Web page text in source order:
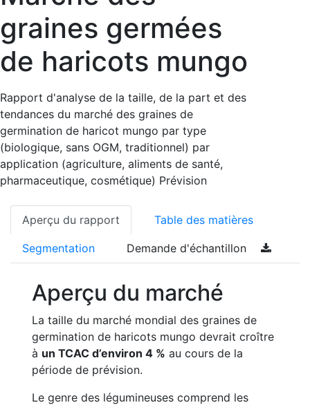
graines germées
de haricots mungo
Rapport d'analyse de la taille, de la part et des
tendances du marché des graines de
germination de haricot mungo par type
(biologique, sans OGM, traditionnel) par
application (agriculture, aliments de santé,
pharmaceutique, cosmétique) Prévision
Aperçu du rapport Table des matières
Segmentation Demande d'échantillon
Aperçu du marché
La taille du marché mondial des graines de
germination de haricots mungo devrait croître
à un TCAC d’environ 4 % au cours de la
période de prévision.
Le genre des légumineuses comprend les